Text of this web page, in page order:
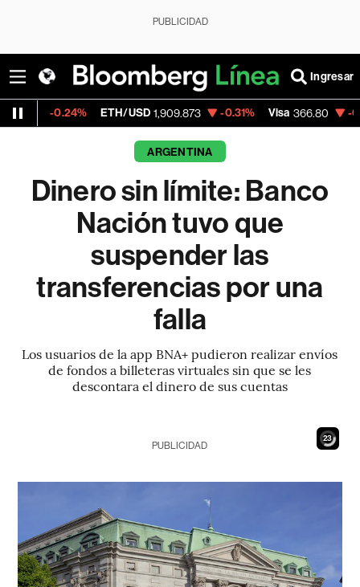
PUBLICIDAD
Ingresar
ETH/USD 1,909.873 -0.31% Visa 366.80 -0.47%
ARGENTINA
Dinero sin límite: Banco
Nación tuvo que
suspender las
transferencias por una
falla
Los usuarios de la app BNA+ pudieron realizar envíos
de fondos a billeteras virtuales sin que se les
descontara el dinero de sus cuentas
21
PUBLICIDAD